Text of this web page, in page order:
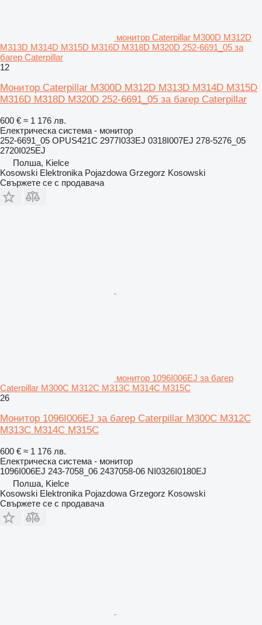
монитор Caterpillar M300D M312D
M313D M314D M315D M316D M318D M320D 252-6691_05 за
багер Caterpillar
12
Монитор Caterpillar M300D M312D M313D M314D M315D
M316D M318D M320D 252-6691_05 за багер Caterpillar
600 € ≈ 1 176 лв.
Електрическа система - монитор
252-6691_05 OPUS421C 2977I033EJ 0318I007EJ 278-5276_05
2720I025EJ
Полша, Kielce
Kosowski Elektronika Pojazdowa Grzegorz Kosowski
Свържете се с продавача
монитор 1096I006EJ за багер
Caterpillar M300C M312C M313C M314C M315C
26
Монитор 1096I006EJ за багер Caterpillar M300C M312C
M313C M314C M315C
600 € ≈ 1 176 лв.
Електрическа система - монитор
1096I006EJ 243-7058_06 2437058-06 NI0326I0180EJ
Полша, Kielce
Kosowski Elektronika Pojazdowa Grzegorz Kosowski
Свържете се с продавача